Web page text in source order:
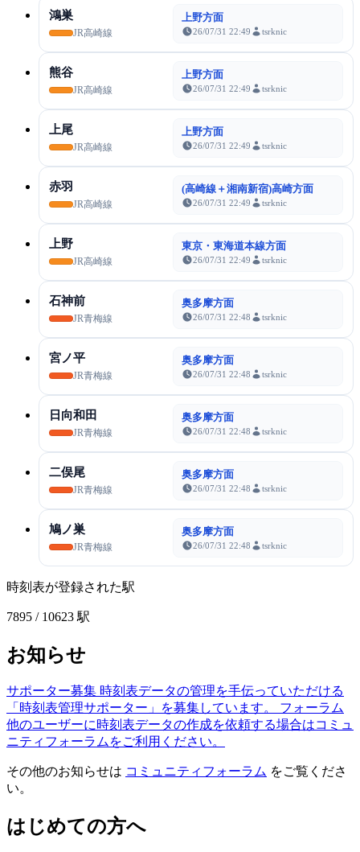
鴻巣
JR高崎線
上野方面
26/07/31 22:49 tsrknic
熊谷
JR高崎線
上野方面
26/07/31 22:49 tsrknic
上尾
JR高崎線
上野方面
26/07/31 22:49 tsrknic
赤羽
JR高崎線
(高崎線＋湘南新宿)高崎方面
26/07/31 22:49 tsrknic
上野
JR高崎線
東京・東海道本線方面
26/07/31 22:49 tsrknic
石神前
JR青梅線
奥多摩方面
26/07/31 22:48 tsrknic
宮ノ平
JR青梅線
奥多摩方面
26/07/31 22:48 tsrknic
日向和田
JR青梅線
奥多摩方面
26/07/31 22:48 tsrknic
二俣尾
JR青梅線
奥多摩方面
26/07/31 22:48 tsrknic
鳩ノ巣
JR青梅線
奥多摩方面
26/07/31 22:48 tsrknic
時刻表が登録された駅
7895 / 10623 駅
お知らせ
サポーター募集 時刻表データの管理を手伝っていただける
「時刻表管理サポーター」を募集しています。
フォーラム
他のユーザーに時刻表データの作成を依頼する場合はコミュ
ニティフォーラムをご利用ください。
その他のお知らせは コミュニティフォーラム をご覧くださ
い。
はじめての方へ